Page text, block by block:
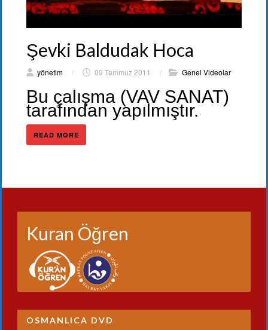
Şevki Baldudak Hoca
yönetim / 09 Temmuz 2011 / Genel Videolar
Bu çalışma (VAV SANAT)
tarafından yapılmıştır.
READ MORE
Kuran Öğren
OSMANLICA DVD